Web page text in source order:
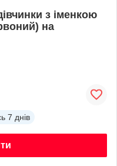
з іменкою
на
7 днів